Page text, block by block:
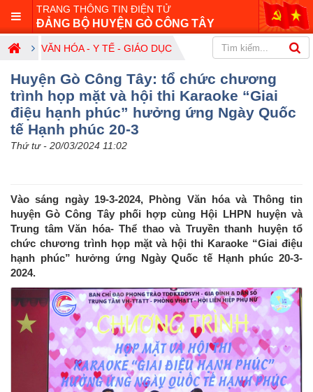
TRANG THÔNG TIN ĐIỆN TỬ
ĐẢNG BỘ HUYỆN GÒ CÔNG TÂY
VĂN HÓA - Y TẾ - GIÁO DỤC
Huyện Gò Công Tây: tổ chức chương
trình họp mặt và hội thi Karaoke “Giai
điệu hạnh phúc” hưởng ứng Ngày Quốc
tế Hạnh phúc 20-3
Thứ tư - 20/03/2024 11:02
Vào sáng ngày 19-3-2024, Phòng Văn hóa và Thông tin
huyện Gò Công Tây phối hợp cùng Hội LHPN huyện và
Trung tâm Văn hóa- Thể thao và Truyền thanh huyện tổ
chức chương trình họp mặt và hội thi Karaoke “Giai điệu
hạnh phúc” hưởng ứng Ngày Quốc tế Hạnh phúc 20-3-
2024.